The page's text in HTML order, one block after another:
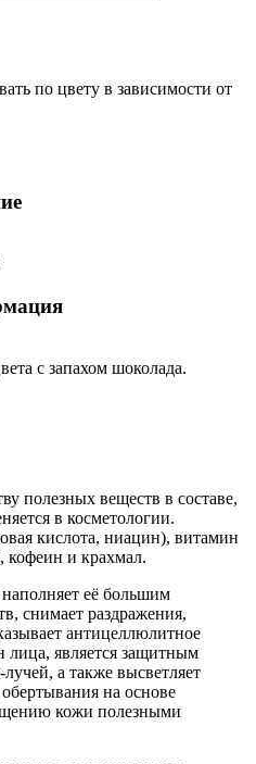
по цвету в зависимости от
с запахом шоколада.
полезных веществ в составе,
в косметологии.
кислота, ниацин), витамин
кофеин и крахмал.
её большим
снимает раздражения,
антицеллюлитное
лица, является защитным
а также высветляет
на основе
кожи полезными